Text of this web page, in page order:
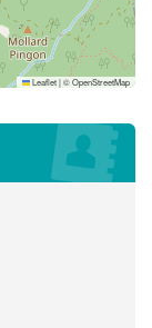
Leaflet|©OpenStreetMap